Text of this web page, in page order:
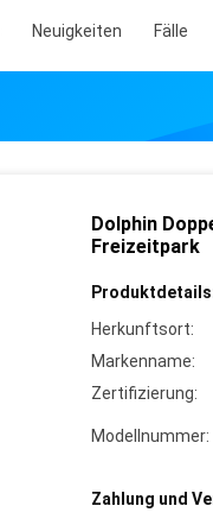
Neuigkeiten Fälle
Dolphin
Freizeitpark
Herkunftsort:
Markenname:
Zertifizierung:
Modellnummer:
Zahlung und